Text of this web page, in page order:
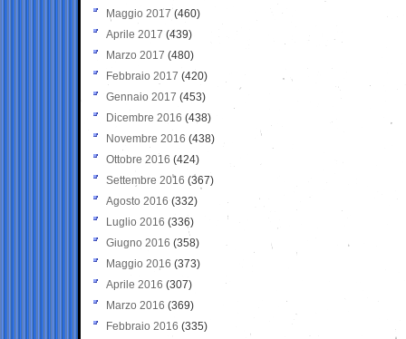
Maggio 2017 (460)
Aprile 2017 (439)
Marzo 2017 (480)
Febbraio 2017 (420)
Gennaio 2017 (453)
Dicembre 2016 (438)
Novembre 2016 (438)
Ottobre 2016 (424)
Settembre 2016 (367)
Agosto 2016 (332)
Luglio 2016 (336)
Giugno 2016 (358)
Maggio 2016 (373)
Aprile 2016 (307)
Marzo 2016 (369)
Febbraio 2016 (335)